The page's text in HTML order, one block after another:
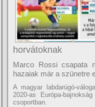
horvátoknak
Marco Rossi csapata
hazaiak már a szünetre
A magyar labdarúgó-
2020-as Európa-
csoportban.